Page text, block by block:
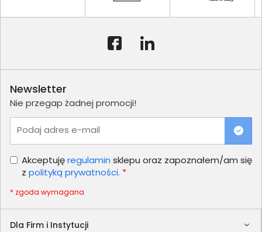
Dla Firm i Instytucji
Newsletter
Nie przegap żadnej promocji!
Podaj adres e-mail
Akceptujęregulamin sklepu oraz zapoznałem/am się
z polityką prywatności. *
* zgoda wymagana